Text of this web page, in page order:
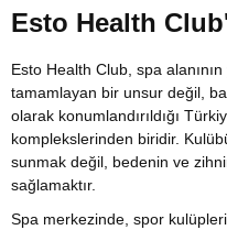
Esto Health
Esto Health Club, spa
tamamlayan bir unsur değil,
olarak konumlandırıldığı
komplekslerinden biridir.
sunmak değil, bedenin ve
sağlamaktır.
Spa merkezinde, spor